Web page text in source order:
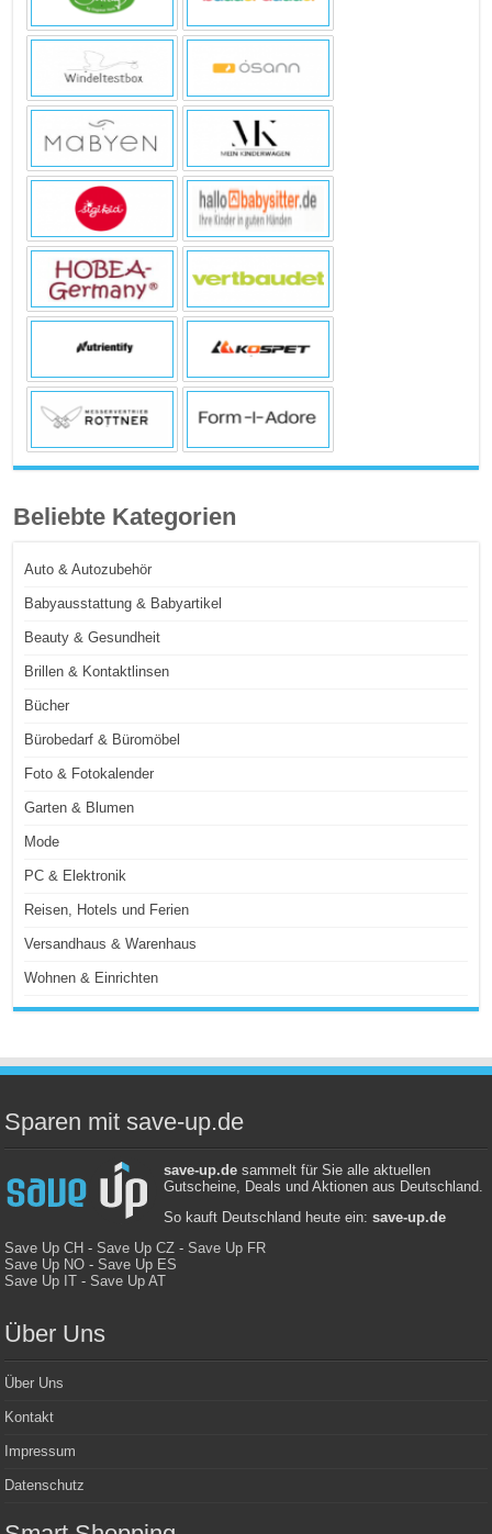
Beliebte Kategorien
Auto & Autozubehör
Babyausstattung & Babyartikel
Beauty & Gesundheit
Brillen & Kontaktlinsen
Bücher
Bürobedarf & Büromöbel
Foto & Fotokalender
Garten & Blumen
Mode
PC & Elektronik
Reisen, Hotels und Ferien
Versandhaus & Warenhaus
Wohnen & Einrichten
Sparen mit save-up.de
save-up.desammelt für Sie alle aktuellen
Gutscheine, Deals und Aktionen aus Deutschland.
So kauft Deutschland heute ein: save-up.de
Save Up CH -Save Up CZ -Save Up FR
Save Up NO -Save Up ES
Save Up IT -Save Up AT
Über Uns
Über Uns
Kontakt
Impressum
Datenschutz